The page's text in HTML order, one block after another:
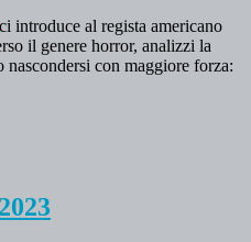
ci introduce al regista americano
il genere horror, analizzi la
con maggiore forza: